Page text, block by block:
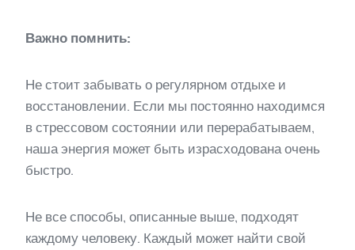
Важно помнить:
Не стоит забывать о регулярном отдыхе и
восстановлении. Если мы постоянно находимся
в стрессовом состоянии или перерабатываем,
наша энергия может быть израсходована очень
быстро.
Не все способы, описанные выше, подходят
каждому человеку. Каждый может найти свой